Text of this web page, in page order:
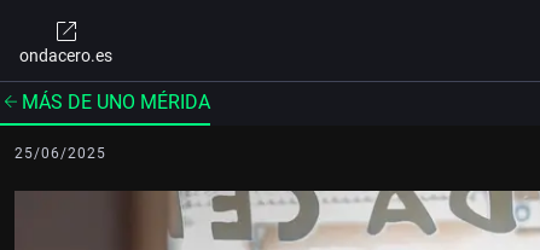
ondacero.es
MÁS DE UNO MÉRIDA
25/06/2025